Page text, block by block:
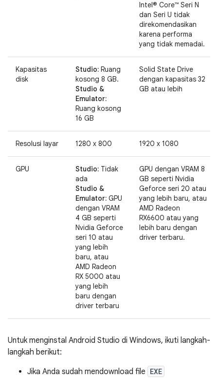
Intel® Core™ Seri N
dan Seri U tidak
direkomendasikan
karena performa
yang tidak memadai.
Kapasitas
disk
Studio: Ruang
kosong 8 GB.
Studio &
Emulator:
Ruang kosong
16 GB
Solid State Drive
dengan kapasitas 32
GB atau lebih
Resolusi layar 1280 x 800 1920 x 1080
GPU Studio: Tidak
ada
Studio &
Emulator: GPU
dengan VRAM
4 GB seperti
Nvidia Geforce
seri 10 atau
yang lebih
baru, atau
AMD Radeon
RX 5000 atau
yang lebih
baru dengan
driver terbaru
GPU dengan VRAM 8
GB seperti Nvidia
Geforce seri 20 atau
yang lebih baru, atau
AMD Radeon
RX6600 atau yang
lebih baru dengan
driver terbaru.
Untuk menginstal Android Studio di Windows, ikuti langkah-
langkah berikut:
Jika Anda sudah mendownload file EXE